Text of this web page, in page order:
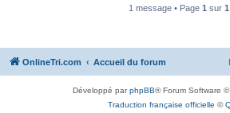
1 message • Page 1 sur 1
OnlineTri.com Accueil du forum
Développé parphpBB® Forum Software
Traduction française officielle ©